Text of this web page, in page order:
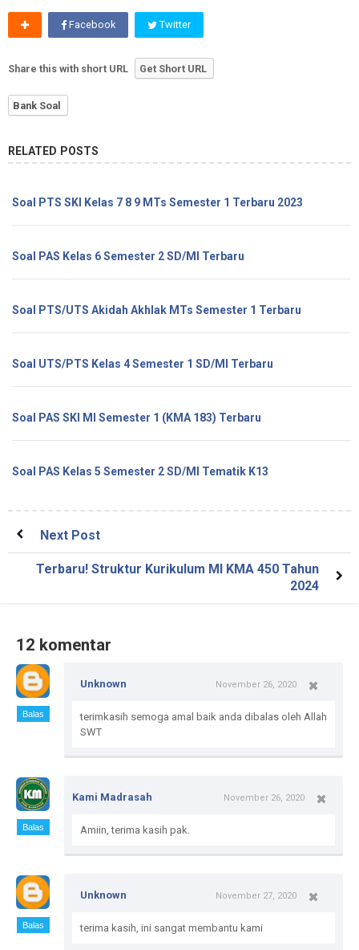
Facebook Twitter
Share this with short URL Get Short URL
Bank Soal
RELATED POSTS
Soal PTS SKI Kelas 7 8 9 MTs Semester 1 Terbaru 2023
Soal PAS Kelas 6 Semester 2 SD/MI Terbaru
Soal PTS/UTS Akidah Akhlak MTs Semester 1 Terbaru
Soal UTS/PTS Kelas 4 Semester 1 SD/MI Terbaru
Soal PAS SKI MI Semester 1 (KMA 183) Terbaru
Soal PAS Kelas 5 Semester 2 SD/MI Tematik K13
Next Post
Terbaru! Struktur Kurikulum MI KMA 450 Tahun
2024
12 komentar
Balas
Unknown November 26, 2020
terimkasih semoga amal baik anda dibalas oleh Allah
SWT
Balas
Kami Madrasah November 26, 2020
Amiin, terima kasih pak.
Balas
Unknown November 27, 2020
terima kasih, ini sangat membantu kami